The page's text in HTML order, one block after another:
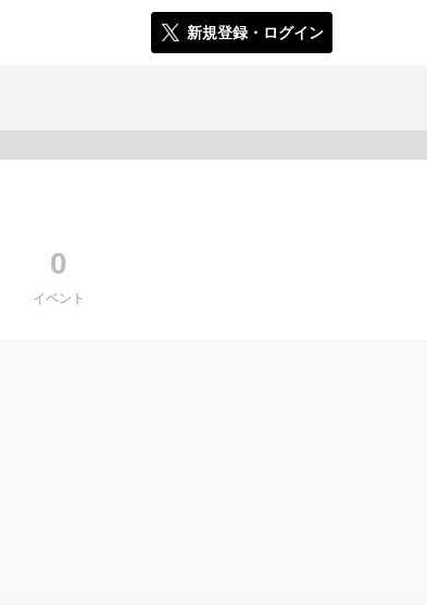
新規登録・ログイン
0
イベント